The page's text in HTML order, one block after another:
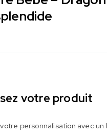
votre produit
personnalisation avec un